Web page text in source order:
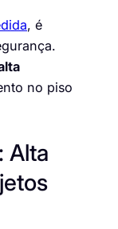
, é
no piso
Alta